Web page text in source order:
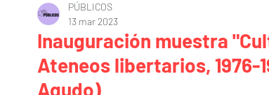
Inauguración muestra
Ateneos libertarios, 1976-
Agudo)
PÚBLICOS
13 mar 2023